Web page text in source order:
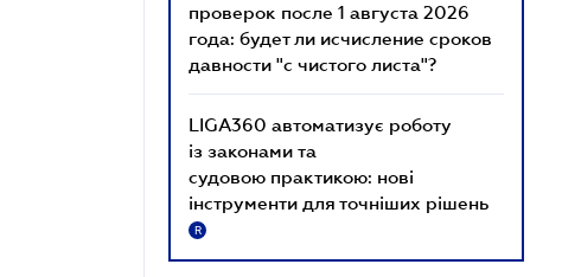
проверок после 1 августа 2026
года: будет ли исчисление сроков
давности "с чистого листа"?
LIGA360 автоматизує роботу
із законами та
судовою практикою: нові
інструменти для точніших рішень
R